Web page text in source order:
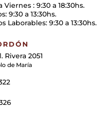
Viernes : 9:30 a 18:30hs.
9:30 a 13:30hs.
Laborables: 9:30 a 13:30hs.
Rivera 2051
de María